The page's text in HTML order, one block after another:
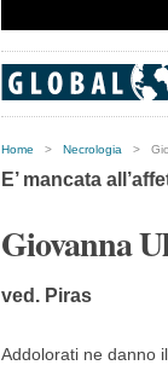
Home > Necrologia >
E’ mancata
Giovanna
ved. Piras
Addolorati ne danno